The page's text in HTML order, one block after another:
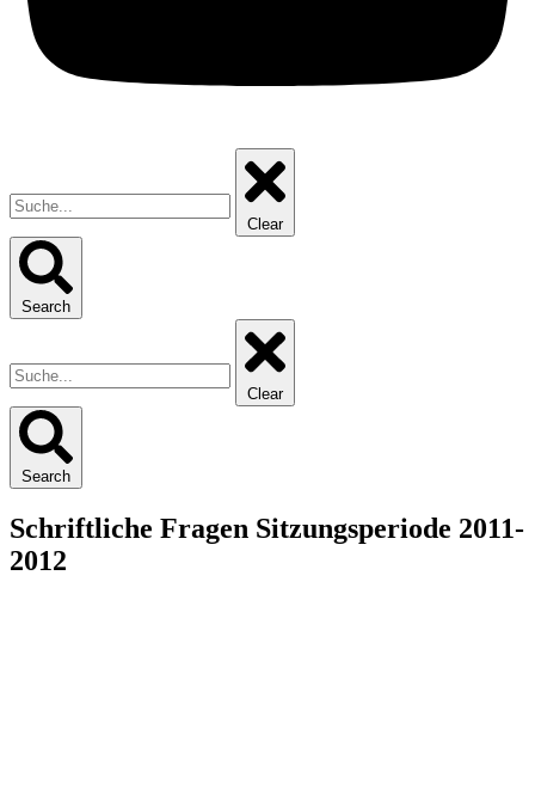
Clear
Search
Clear
Search
Schriftliche Fragen Sitzungsperiode 2011-
2012